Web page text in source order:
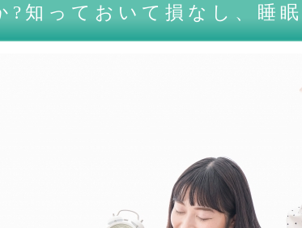
知っておいて損なし、睡